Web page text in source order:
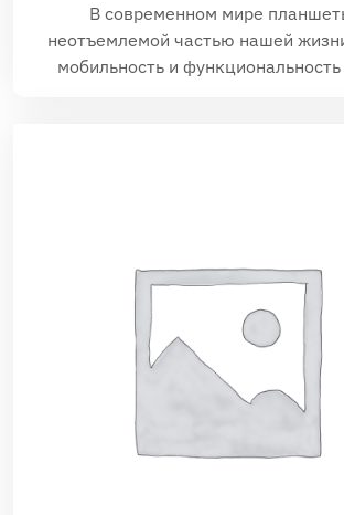
В современном мире
неотъемлемой частью нашей
мобильность и